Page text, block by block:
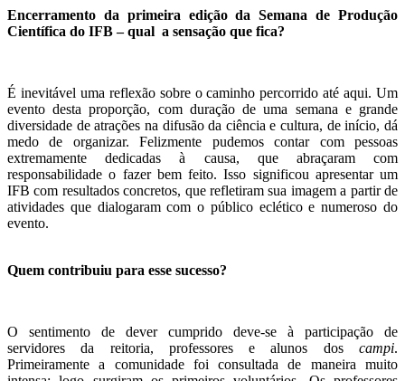
Encerramento da primeira edição da Semana de Produção
Científica do IFB – qual a sensação que fica?
É inevitável uma reflexão sobre o caminho percorrido até aqui. Um
evento desta proporção, com duração de uma semana e grande
diversidade de atrações na difusão da ciência e cultura, de início, dá
medo de organizar. Felizmente pudemos contar com pessoas
extremamente dedicadas à causa, que abraçaram com
responsabilidade o fazer bem feito. Isso significou apresentar um
IFB com resultados concretos, que refletiram sua imagem a partir de
atividades que dialogaram com o público eclético e numeroso do
evento.
Quem contribuiu para esse sucesso?
O sentimento de dever cumprido deve-se à participação de
servidores da reitoria, professores e alunos dos campi.
Primeiramente a comunidade foi consultada de maneira muito